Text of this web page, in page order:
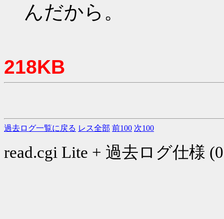
んだから。
218KB
過去ログ一覧に戻る レス全部 前100 次100
read.cgi Lite + 過去ログ仕様